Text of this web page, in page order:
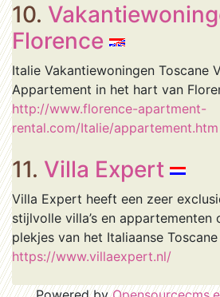
10.
Florence
Italie Vakantiewoningen Toscane
Appartement in het hart van
http://www.florence-apartment-
rental.com/Italie/appartement.htm
11. Villa Expert
Villa Expert heeft een zeer
stijlvolle villa’s en appartementen
plekjes van het Italiaanse
https://www.villaexpert.nl/